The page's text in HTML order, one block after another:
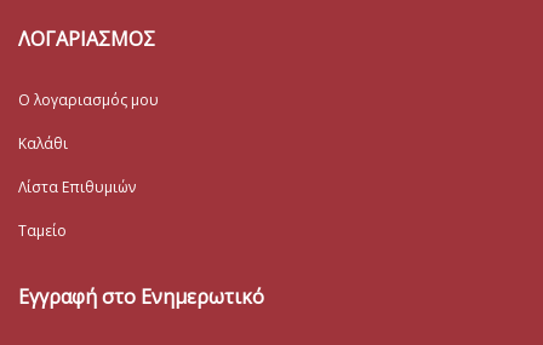
ΛΟΓΑΡΙΑΣΜΟΣ
Ο λογαριασμός μου
Καλάθι
Λίστα Επιθυμιών
Ταμείο
Εγγραφή στο Ενημερωτικό